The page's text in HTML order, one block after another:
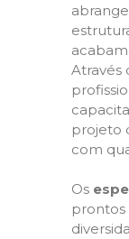
Através
projeto
com
Os
prontos